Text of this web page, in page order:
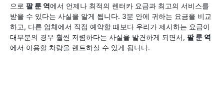
으로 팔 룬 역에서 언제나 최적의 렌터카 요금과 최고의 서비스를
받을 수 있다는 사실을 알게 됩니다. 3분 안에 귀하는 요금을 비교
하고, 다른 업체에서 직접 예약할 때보다 우리가 제시하는 요금이
대부분의 경우 훨씬 저렴하다는 사실을 발견하게 되면서, 팔 룬 역
에서 이용할 차량을 렌트하실 수 있게 됩니다.